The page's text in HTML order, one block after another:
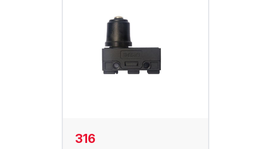
316